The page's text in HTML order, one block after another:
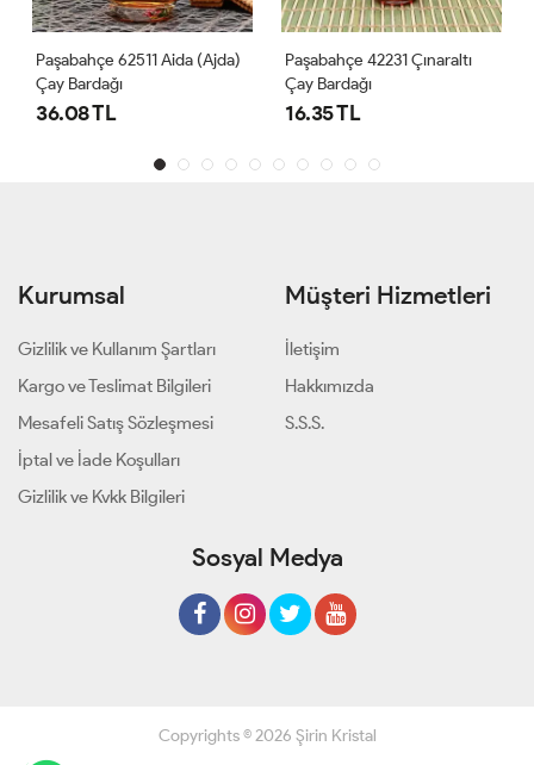
Paşabahçe 42231 Çınaraltı
Çay Bardağı
16.35 TL
Paşabahçe 42771 Vefa İnce
Belli Çay Bardağı 130 Cc
26.90 TL
Kurumsal
Gizlilik ve Kullanım Şartları
Kargo ve Teslimat Bilgileri
Mesafeli Satış Sözleşmesi
İptal ve İade Koşulları
Gizlilik ve Kvkk Bilgileri
Müşteri Hizmetleri
İletişim
Hakkımızda
S.S.S.
Sosyal Medya
Copyrights © 2026 Şirin Kristal